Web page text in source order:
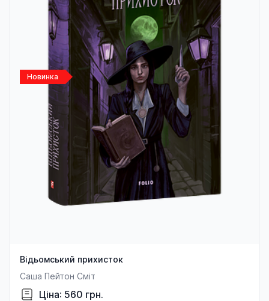
Новинка
Відьомський прихисток
Саша Пейтон Сміт
Ціна: 560 грн.